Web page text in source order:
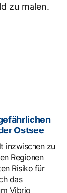
zu malen.
Ostsee
inzwischen zu
Regionen
Risiko für
das
Vibrio